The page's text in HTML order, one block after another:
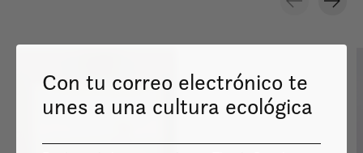
Image coming
Con tu correo electrónico te
unes a una cultura ecológica